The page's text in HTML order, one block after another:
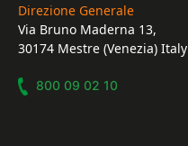
Direzione Generale
Via Bruno Maderna 13,
30174 Mestre (Venezia) Italy
800 09 02 10